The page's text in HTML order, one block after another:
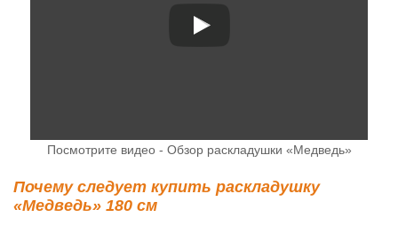
Посмотрите видео - Обзор раскладушки «Медведь»
Почему следует купить раскладушку
«Медведь» 180 см